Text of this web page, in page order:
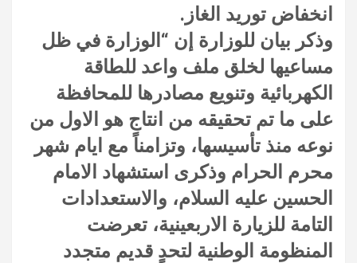
انخفاض توريد الغاز.
وذكر بيان للوزارة إن “الوزارة في ظل
مساعيها لخلق ملف واعد للطاقة
الكهربائية وتنويع مصادرها للمحافظة
على ما تم تحقيقه من انتاج هو الاول من
نوعه منذ تأسيسها، وتزامناً مع ايام شهر
محرم الحرام وذكرى استشهاد الامام
الحسين عليه السلام، والاستعدادات
التامة للزيارة الاربعينية، تعرضت
المنظومة الوطنية لتحدٍ قديم متجدد